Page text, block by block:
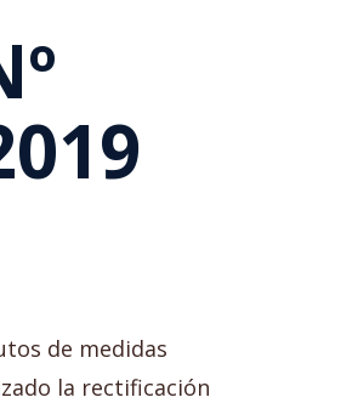
de medidas
la rectificación